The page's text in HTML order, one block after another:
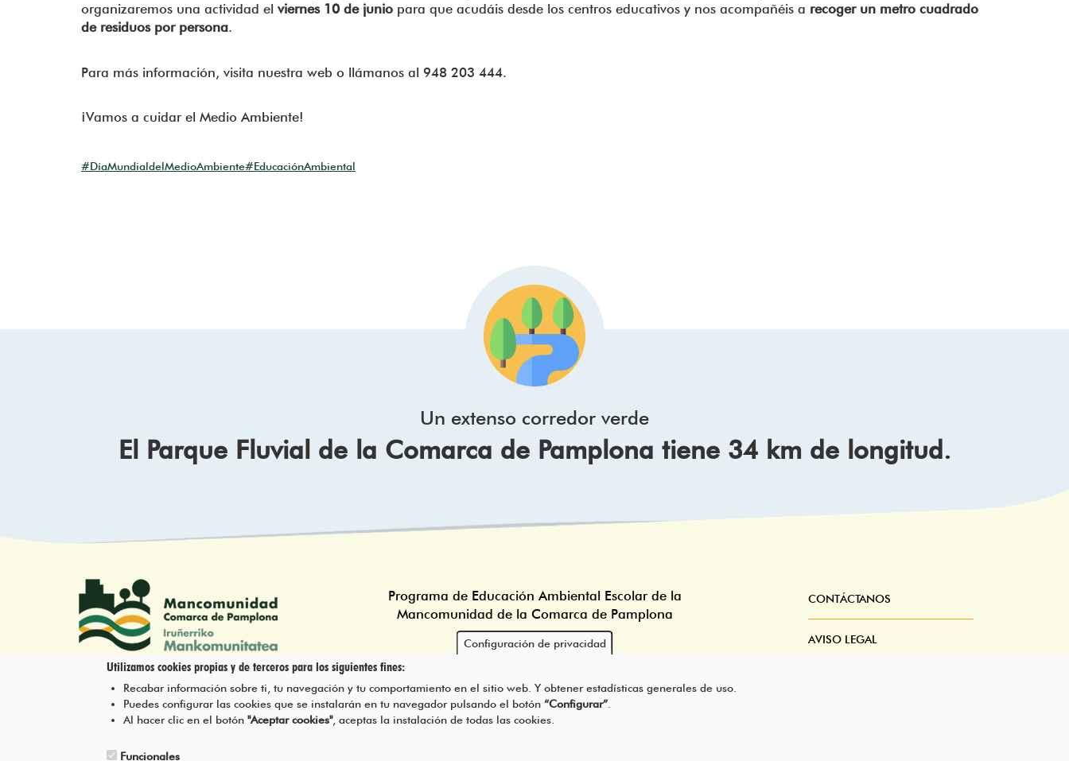
organizaremos una actividad el viernes 10 de junio para que acudáis desde los centros educativos y nos acompañéis a recoger un metro cuadrado
de residuos por persona.
Para más información, visita nuestra web o llámanos al 948 203 444.
¡Vamos a cuidar el Medio Ambiente!
#DíaMundialdelMedioAmbiente#EducaciónAmbiental
Un extenso corredor verde
El Parque Fluvial de la Comarca de Pamplona tiene 34 km de longitud.
Tel.: 948 203 444
atencion@mancoeduca.com
Programa de Educación Ambiental Escolar de la
Mancomunidad de la Comarca de Pamplona
Pie
Menú
CONTÁCTANOS
AVISO LEGAL
Configuración de privacidad
Utilizamos cookies propias y de terceros para los siguientes fines:
Recabar información sobre ti, tu navegación y tu comportamiento en el sitio web. Y obtener estadísticas generales de uso.
Puedes configurar las cookies que se instalarán en tu navegador pulsando el botón“Configurar”
Al hacer clic en el botón"Aceptar cookies", aceptas la instalación de todas las cookies.
Funcionales